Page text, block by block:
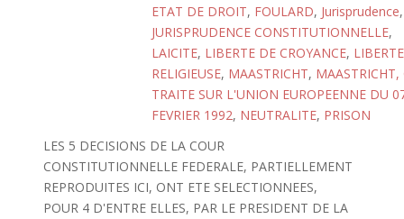
ETAT DE DROIT, FOULARD, Jurisprudence,
JURISPRUDENCE CONSTITUTIONNELLE,
LAICITE, LIBERTE DE CROYANCE, LIBERTE
RELIGIEUSE, MAASTRICHT, MAASTRICHT,
TRAITE SUR L'UNION EUROPEENNE DU
FEVRIER 1992, NEUTRALITE, PRISON
LES 5 DECISIONS DE LA COUR
CONSTITUTIONNELLE FEDERALE, PARTIELLEMENT
REPRODUITES ICI, ONT ETE SELECTIONNEES,
POUR 4 D'ENTRE ELLES, PAR LE PRESIDENT DE LA